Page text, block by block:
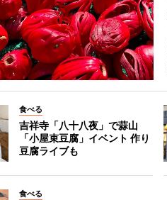
食べる
吉祥寺「八十八夜」で蒜山
「小屋束豆腐」イベント 作り
豆腐ライブも
食べる